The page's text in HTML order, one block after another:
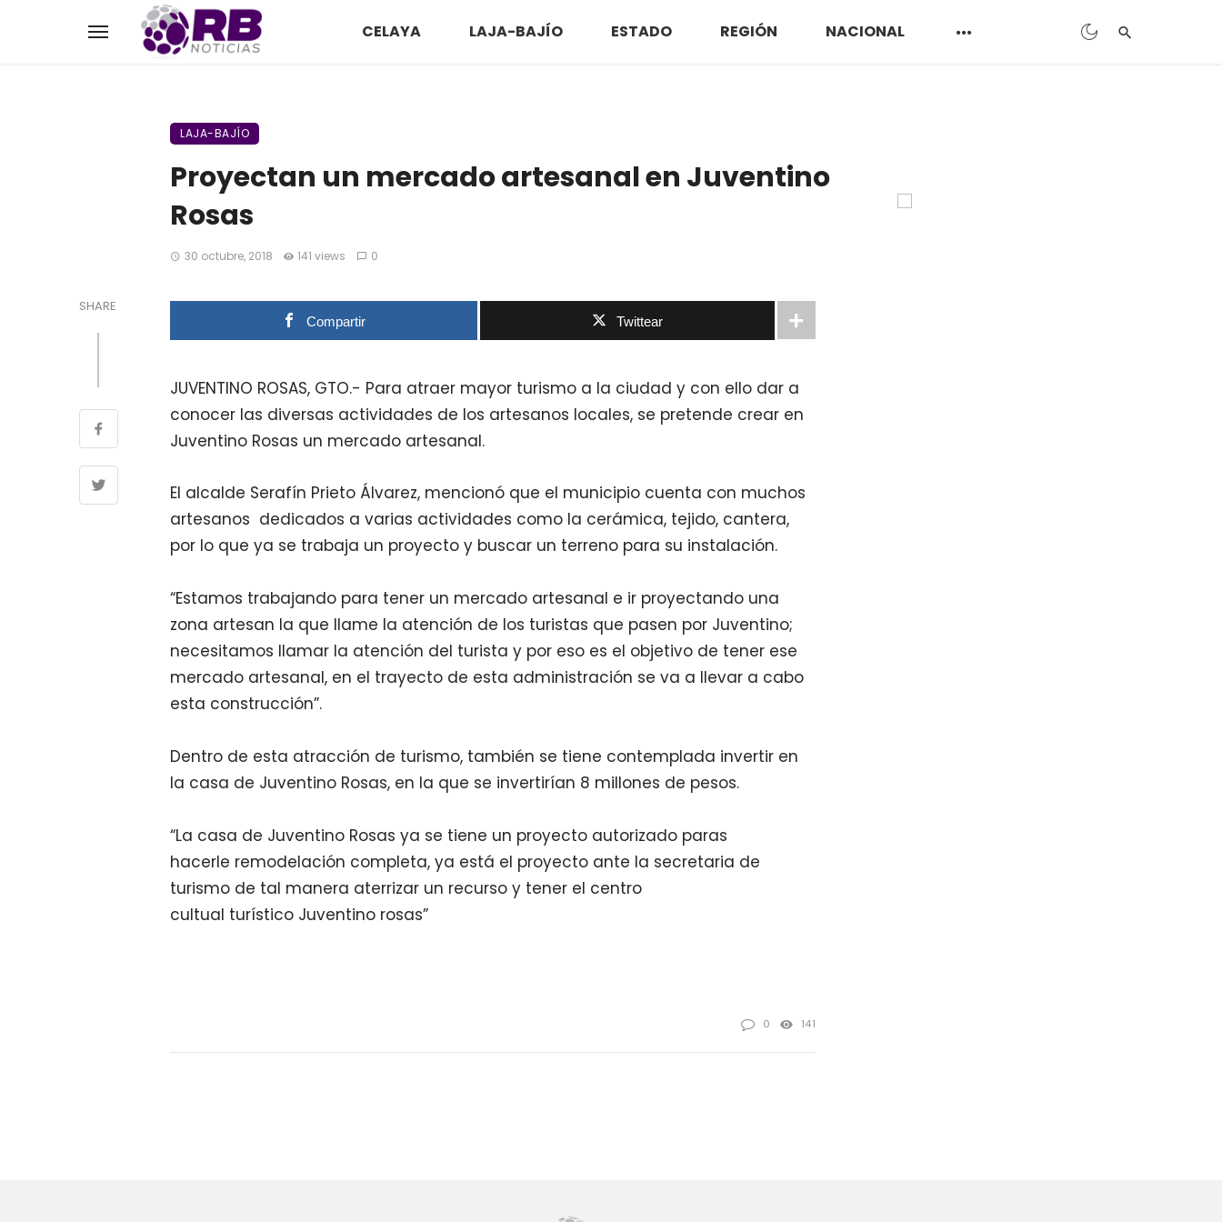
CELAYA LAJA-BAJÍO ESTADO REGIÓN NACIONAL
LAJA-BAJÍO
Proyectan un mercado artesanal en Juventino
Rosas
30 octubre, 2018 141 views 0
SHARE
Compartir Twittear
JUVENTINO ROSAS, GTO.- Para atraer mayor turismo a la ciudad y con ello dar a
conocer las diversas actividades de los artesanos locales, se pretende crear en
Juventino Rosas un mercado artesanal.
El alcalde Serafín Prieto Álvarez, mencionó que el municipio cuenta con muchos
artesanos dedicados a varias actividades como la cerámica, tejido, cantera,
por lo que ya se trabaja un proyecto y buscar un terreno para su instalación.
“Estamos trabajando para tener un mercado artesanal e ir proyectando una
zona artesan la que llame la atención de los turistas que pasen por Juventino;
necesitamos llamar la atención del turista y por eso es el objetivo de tener ese
mercado artesanal, en el trayecto de esta administración se va a llevar a cabo
esta construcción”.
Dentro de esta atracción de turismo, también se tiene contemplada invertir en
la casa de Juventino Rosas, en la que se invertirían 8 millones de pesos.
“La casa de Juventino Rosas ya se tiene un proyecto autorizado paras
hacerle remodelación completa, ya está el proyecto ante la secretaria de
turismo de tal manera aterrizar un recurso y tener el centro
cultual turístico Juventino rosas”
0 141